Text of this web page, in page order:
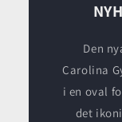
Den
Carolina
i en oval
det